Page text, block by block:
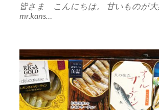
皆さま こんにちは。 甘いものが大
mr.kans…